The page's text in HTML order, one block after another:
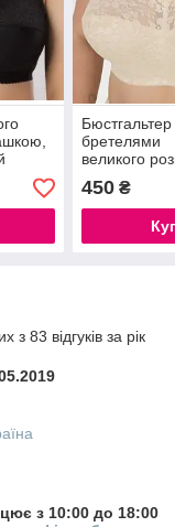
бретелями
великого
кісточок
450₴
з 83 відгуків за рік
з 10:00 до 18:00